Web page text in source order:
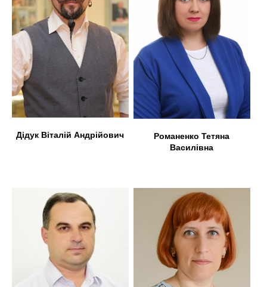
Дідук Віталій Андрійович
Романенко Тетяна
Василівна